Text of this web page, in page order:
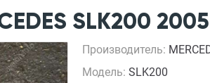
SLK200
Производитель:
Модель: SLK200